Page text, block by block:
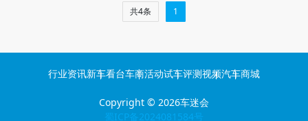
共4条 1
行业资讯新车看台车商活动试车评测视频汽车商城
Copyright © 2026车迷会
蜀ICP备2024081584号